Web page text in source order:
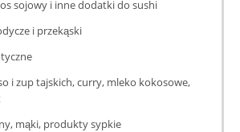
sojowy i inne dodatki do sushi
i przekąski
i zup tajskich, curry, mleko kokosowe,
mąki, produkty sypkie